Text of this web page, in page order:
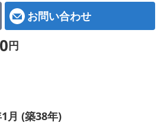
お問い合わせ
円
月 (築38年)